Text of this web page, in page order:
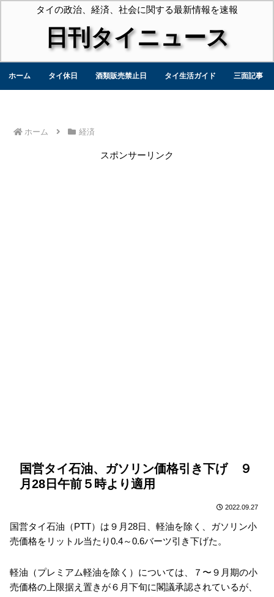
タイの政治、経済、社会に関する最新情報を速報
日刊タイニュース
ホーム タイ休日 酒類販売禁止日 タイ生活ガイド 三面記事
ホーム 経済
スポンサーリンク
国営タイ石油、ガソリン価格引き下げ ９
月28日午前５時より適用
2022.09.27
国営タイ石油（PTT）は９月28日、軽油を除く、ガソリン小
売価格をリットル当たり0.4～0.6バーツ引き下げた。
軽油（プレミアム軽油を除く）については、７〜９月期の小
売価格の上限据え置きが６月下旬に閣議承認されているが、